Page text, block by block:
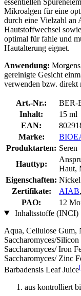
Mikroalgen für eine
durch eine Vielzahl an
Hautstoffwechsel
optimal für fahle und
Hautalterung eignet.
Anwendung:
gereinigte Gesicht
verwenden bzw. direkt
Art.-Nr.:
BER-
Inhalt:
15 ml
EAN:
Marke:
Produktarten: Seren
Hauttyp:
Haut,
Eigenschaften: Nickel
Zertifikate:
AIAB,
PAO:
12
Inhaltsstoffe (INCI)
Aqua, Cellulose Gum,
Saccharomyces/
Saccharomyces/ Iron
Saccharomyces/ Zinc
Barbadensis Leaf Juice
aus kontrolliert